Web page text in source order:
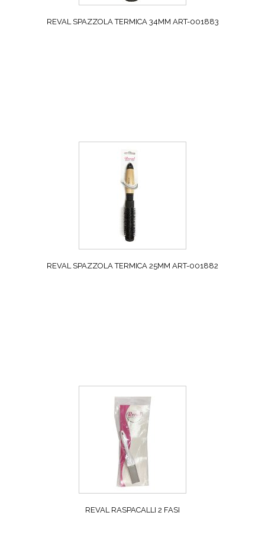
REVAL SPAZZOLA TERMICA 34MM ART-001883
REVAL SPAZZOLA TERMICA 25MM ART-001882
REVAL RASPACALLI 2 FASI